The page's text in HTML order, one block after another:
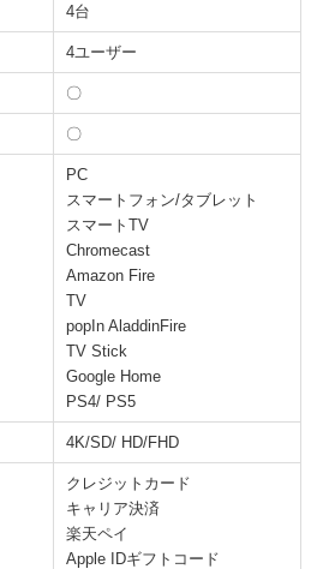
4台
4ユーザー
〇
〇
PC
スマートフォン/タブレット
スマートTV
Chromecast
Amazon Fire
TV
popIn AladdinFire
TV Stick
Google Home
PS4/ PS5
4K/SD/ HD/FHD
クレジットカード
キャリア決済
楽天ペイ
Apple IDギフトコード